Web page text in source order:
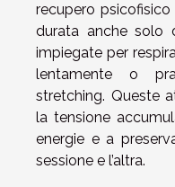
recupero
durata anche solo
impiegate per
lentamente o
stretching. Queste
la tensione
energie e a
sessione e l’altra.